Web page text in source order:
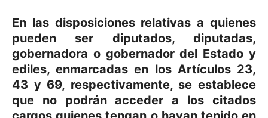
En las disposiciones relativas a quienes
pueden ser diputados, diputadas,
gobernadora o gobernador del Estado y
ediles, enmarcadas en los Artículos 23,
43 y 69, respectivamente, se establece
que no podrán acceder a los citados